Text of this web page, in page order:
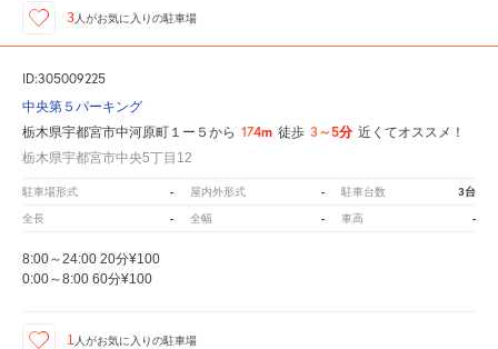
3 人がお気に入りの駐車場
ID:305009225
中央第５パーキング
栃木県宇都宮市中河原町１ー５から 174m 徒歩 3～5分 近くてオススメ！
栃木県宇都宮市中央5丁目12
駐車場形式 - 屋内外形式 - 駐車台数 3台
全長 - 全幅 - 車高 -
8:00～24:00 20分¥100
0:00～8:00 60分¥100
1 人がお気に入りの駐車場